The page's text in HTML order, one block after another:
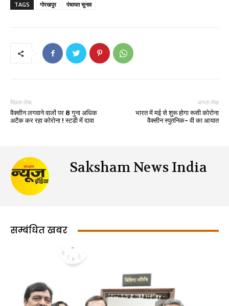
TAGS गोरखपुर पंचायत चुनाव
पिछला लेख
वैक्सीन लगवाने वालों पर 8 गुना अधिक
अटैक कर रहा कोरोना ! स्टडी में दावा
अगला लेख
भारत में मई से शुरू होगा रूसी कोरोना
वैक्सीन स्पुतनिक- वी का आयात
Saksham News India
सम्बंधित खबर